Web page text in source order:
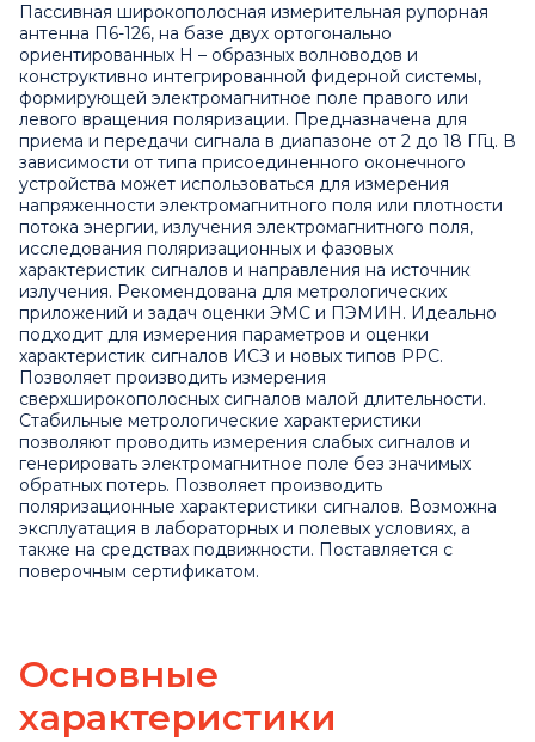
Пассивная широкополосная измерительная рупорная
антенна П6-126, на базе двух ортогонально
ориентированных H – образных волноводов и
конструктивно интегрированной фидерной системы,
формирующей электромагнитное поле правого или
левого вращения поляризации. Предназначена для
приема и передачи сигнала в диапазоне от 2 до 18 ГГц. В
зависимости от типа присоединенного оконечного
устройства может использоваться для измерения
напряженности электромагнитного поля или плотности
потока энергии, излучения электромагнитного поля,
исследования поляризационных и фазовых
характеристик сигналов и направления на источник
излучения. Рекомендована для метрологических
приложений и задач оценки ЭМС и ПЭМИН. Идеально
подходит для измерения параметров и оценки
характеристик сигналов ИСЗ и новых типов РРС.
Позволяет производить измерения
сверхширокополосных сигналов малой длительности.
Стабильные метрологические характеристики
позволяют проводить измерения слабых сигналов и
генерировать электромагнитное поле без значимых
обратных потерь. Позволяет производить
поляризационные характеристики сигналов. Возможна
эксплуатация в лабораторных и полевых условиях, а
также на средствах подвижности. Поставляется с
поверочным сертификатом.
Основные
характеристики